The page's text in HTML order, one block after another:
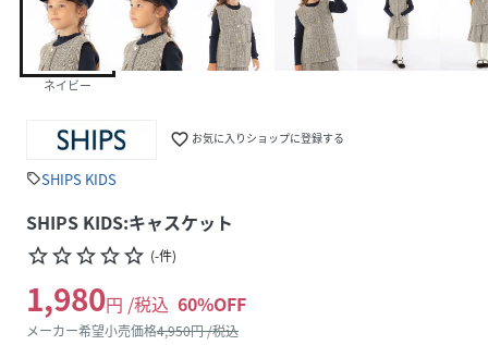
ネイビー
favorite_border お気に入りショップに登録する
sellSHIPS KIDS
SHIPS KIDS:キャスケット
star_borderstar_borderstar_borderstar_borderstar_border (-件)
1,980円 /税込 60%OFF
メーカー希望小売価格4,950円 /税込